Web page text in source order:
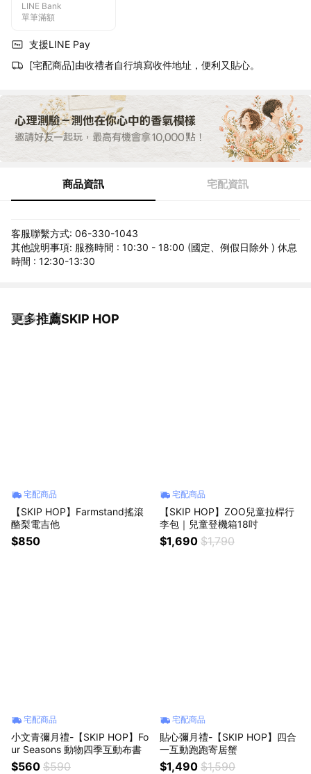
LINE Bank
單筆滿額
支援LINE Pay
[宅配商品]由收禮者自行填寫收件地址，便利又貼心。
商品資訊 宅配資訊
客服聯繫方式: 06-330-1043
其他說明事項: 服務時間 : 10:30 - 18:00 (國定、例假日除外 ) 休息
時間 : 12:30-13:30
更多推薦SKIP HOP
看更多
宅配商品
【SKIP HOP】Farmstand搖滾
酪梨電吉他
$850
宅配商品
【SKIP HOP】ZOO兒童拉桿行
李包｜兒童登機箱18吋
$1,690 $1,790
宅配商品
小文青彌月禮-【SKIP HOP】Fo
ur Seasons 動物四季互動布書
$560 $590
宅配商品
貼心彌月禮-【SKIP HOP】四合
一互動跑跑寄居蟹
$1,490 $1,590